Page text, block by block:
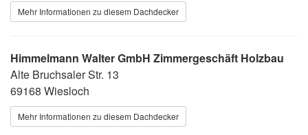
Mehr Informationen zu diesem Dachdecker
Himmelmann Walter GmbH Zimmergeschäft Holzbau
Alte Bruchsaler Str. 13
69168 Wiesloch
Mehr Informationen zu diesem Dachdecker